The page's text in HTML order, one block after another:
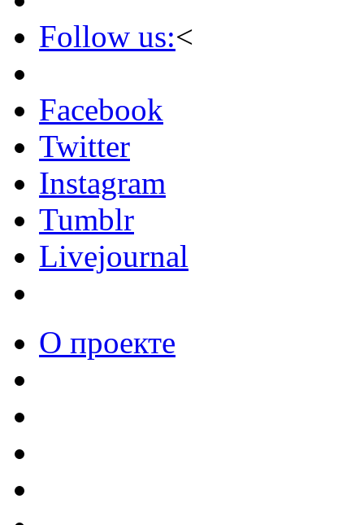
Follow us:<
Facebook
Twitter
Instagram
Tumblr
Livejournal
О проекте